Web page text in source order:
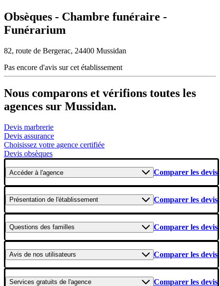
Obsèques - Chambre funéraire -
Funérarium
82, route de Bergerac, 24400 Mussidan
Pas encore d'avis sur cet établissement
Nous comparons et vérifions toutes les
agences sur Mussidan.
Devis marbrerie
Devis assurance
Choisissez votre agence certifiée
Devis obsèques
Accéderà l'agence Comparer les devis
Présentation de l'établissement Comparer les devis
Questions des familles Comparer les devis
Avis de nos utilisateurs Comparer les devis
Services gratuits de l'agence Comparer les devis